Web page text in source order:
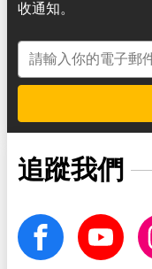
收通知。
電子郵件地址
追蹤我們
facebook Youtube